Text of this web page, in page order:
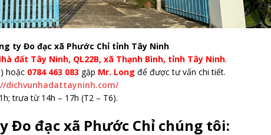
ty Đo đạc xã Phước Chỉ tỉnh Tây Ninh
đất Tây Ninh, QL22B, xã Thạnh Bình, tỉnh Tây Ninh.
hoặc 0784 463 083 gặp Mr. Long để được tư vấn chi tiết.
dichvunhadattayninh.com/
trưa từ 14h – 17h (T2 – T6).
Đo đạc xã Phước Chỉ chúng tôi: